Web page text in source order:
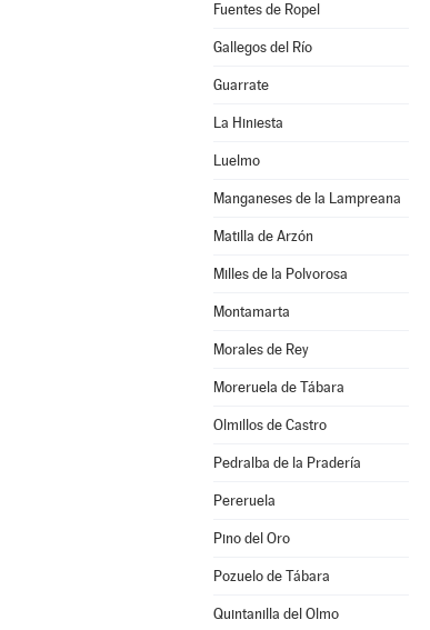
Fuentes de Ropel
Gallegos del Río
Guarrate
La Hiniesta
Luelmo
Manganeses de la Lampreana
Matilla de Arzón
Milles de la Polvorosa
Montamarta
Morales de Rey
Moreruela de Tábara
Olmillos de Castro
Pedralba de la Pradería
Pereruela
Pino del Oro
Pozuelo de Tábara
Quintanilla del Olmo